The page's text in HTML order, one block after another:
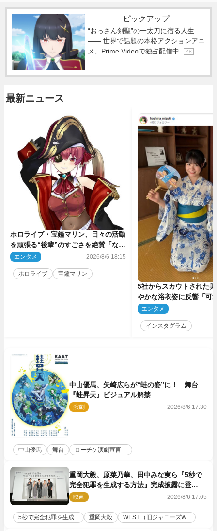
ピックアップ
“おっさん剣聖”の一太刀に宿る人生
―― 世界で話題の本格アクションアニ
メ、Prime Videoで独占配信中
P R
最新ニュース
ホロライブ・宝鐘マリン、日々の活動
を頑張る“後輩”のすごさを絶賛「なろ
う系主人公まである」
エンタメ 2026/8/6 18:15
ホロライブ 宝鐘マリン
5社からスカウトされた
やかな浴衣姿に反響「可
ぅ」
エンタメ
インスタグラム
中山優馬、矢崎広らが“蛙の姿”に！ 舞台
『蛙昇天』ビジュアル解禁
演劇 2026/8/6 17:30
中山優馬 舞台 ローチケ演劇宣言！
重岡大毅、原菜乃華、田中みな実ら『5秒で
完全犯罪を生成する方法』完成披露に登
壇！ それぞれのAI活用術も発表
映画 2026/8/6 17:05
5秒で完全犯罪を生成... 重岡大毅 WEST.（旧ジャニーズW...